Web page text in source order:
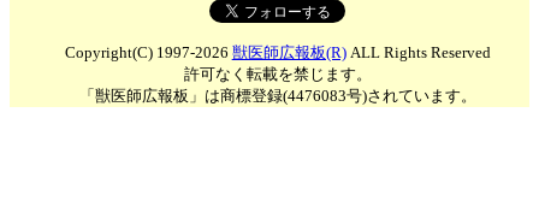
Copyright(C) 1997-2026 獣医師広報板(R)ALL Rights Reserved
許可なく転載を禁じます。
「獣医師広報板」は商標登録(4476083号)されています。